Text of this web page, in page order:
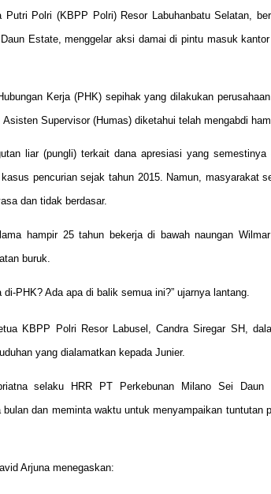
Polri (KBPP Polri) Resor Labuhanbatu Selatan,
Estate, menggelar aksi damai di pintu masuk
Kerja (PHK) sepihak yang dilakukan
Supervisor (Humas) diketahui telah mengabdi
liar (pungli) terkait dana apresiasi yang
pencurian sejak tahun 2015. Namun, masyarakat
dan tidak berdasar.
hampir 25 tahun bekerja di bawah naungan
buruk.
PHK? Ada apa di balik semua ini?” ujarnya lantang.
KBPP Polri Resor Labusel, Candra Siregar SH,
yang dialamatkan kepada Junier.
selaku HRR PT Perkebunan Milano Sei
dan meminta waktu untuk menyampaikan tuntutan
Arjuna menegaskan: